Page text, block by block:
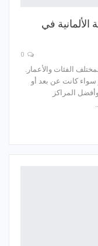
في
الفئات والأعمار.
سواء كانت عن بعد أو
المراكز